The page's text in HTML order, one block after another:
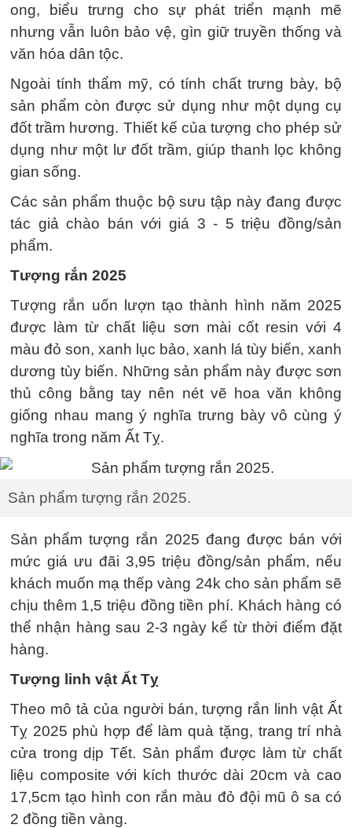
ong, biểu trưng cho sự phát triển mạnh mẽ
nhưng vẫn luôn bảo vệ, gìn giữ truyền thống và
văn hóa dân tộc.
Ngoài tính thẩm mỹ, có tính chất trưng bày, bộ
sản phẩm còn được sử dụng như một dụng cụ
đốt trầm hương. Thiết kế của tượng cho phép sử
dụng như một lư đốt trầm, giúp thanh lọc không
gian sống.
Các sản phẩm thuộc bộ sưu tập này đang được
tác giả chào bán với giá 3 - 5 triệu đồng/sản
phẩm.
Tượng rắn 2025
Tượng rắn uốn lượn tạo thành hình năm 2025
được làm từ chất liệu sơn mài cốt resin với 4
màu đỏ son, xanh lục bảo, xanh lá tùy biến, xanh
dương tùy biến. Những sản phẩm này được sơn
thủ công bằng tay nên nét vẽ hoa văn không
giống nhau mang ý nghĩa trưng bày vô cùng ý
nghĩa trong năm Ất Tỵ.
Sản phẩm tượng rắn 2025.
Sản phẩm tượng rắn 2025 đang được bán với
mức giá ưu đãi 3,95 triệu đồng/sản phẩm, nếu
khách muốn mạ thếp vàng 24k cho sản phẩm sẽ
chịu thêm 1,5 triệu đồng tiền phí. Khách hàng có
thể nhận hàng sau 2-3 ngày kể từ thời điểm đặt
hàng.
Tượng linh vật Ất Tỵ
Theo mô tả của người bán, tượng rắn linh vật Ất
Tỵ 2025 phù hợp để làm quà tặng, trang trí nhà
cửa trong dịp Tết. Sản phẩm được làm từ chất
liệu composite với kích thước dài 20cm và cao
17,5cm tạo hình con rắn màu đỏ đội mũ ô sa có
2 đồng tiền vàng.